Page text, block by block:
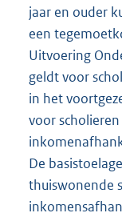
jaar en ouder
een
Uitvoering
geldt voor
in het
voor
De
thuiswonende